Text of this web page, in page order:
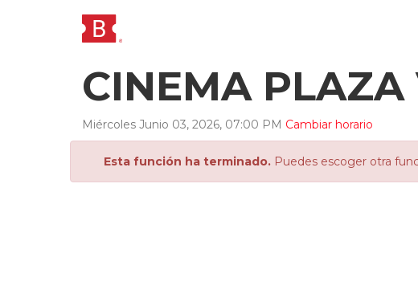
CINEMA PLAZA
Miércoles Junio 03, 2026, 07:00 PM Cambiar horario
Esta función ha terminado. Puedes escoger otra